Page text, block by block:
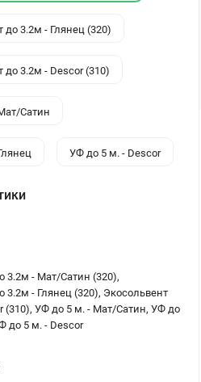
до 3.2м - Глянец (320)
до 3.2м - Descor (310)
Сатин
УФ до 5 м. - Descor
3.2м - Мат/Сатин (320),
3.2м - Глянец (320), Экосольвент
(310), УФ до 5 м. - Мат/Сатин, УФ до
до 5 м. - Descor